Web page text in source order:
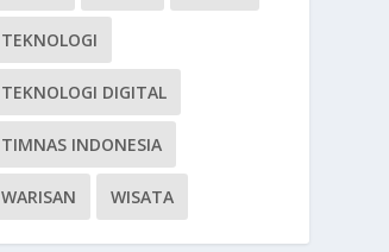
TEKNOLOGI
TEKNOLOGI DIGITAL
TIMNAS INDONESIA
WARISAN WISATA